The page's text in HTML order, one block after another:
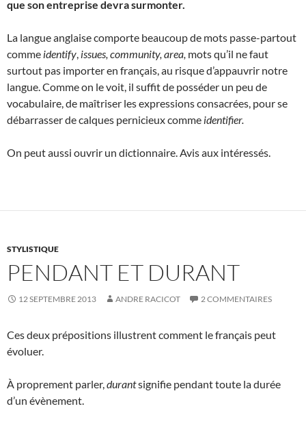
que son entreprise devra surmonter.
La langue anglaise comporte beaucoup de mots passe-partout
comme identify, issues, community, area, mots qu’il ne faut
surtout pas importer en français, au risque d’appauvrir notre
langue. Comme on le voit, il suffit de posséder un peu de
vocabulaire, de maîtriser les expressions consacrées, pour se
débarrasser de calques pernicieux comme identifier.
On peut aussi ouvrir un dictionnaire. Avis aux intéressés.
STYLISTIQUE
PENDANT ET DURANT
12 SEPTEMBRE 2013 ANDRE RACICOT 2 COMMENTAIRES
Ces deux prépositions illustrent comment le français peut
évoluer.
À proprement parler,durantsignifie pendant toute la durée
d’un évènement.